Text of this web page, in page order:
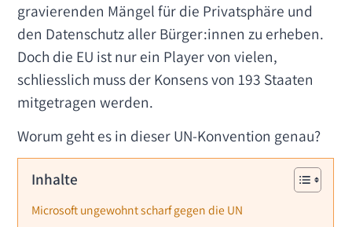
gravierenden Mängel für die Privatsphäre und
den Datenschutz aller Bürger:innen zu erheben.
Doch die EU ist nur ein Player von vielen,
schliesslich muss der Konsens von 193 Staaten
mitgetragen werden.
Worum geht es in dieser UN-Konvention genau?
Inhalte
Microsoft ungewohnt scharf gegen die UN